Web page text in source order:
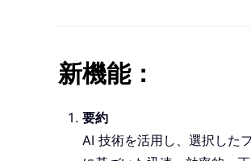
新機能：
要約
AI 技術を活用し、選択した